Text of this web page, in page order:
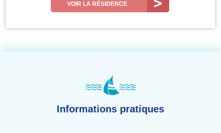
VOIR LA RÉSIDENCE
Informations pratiques